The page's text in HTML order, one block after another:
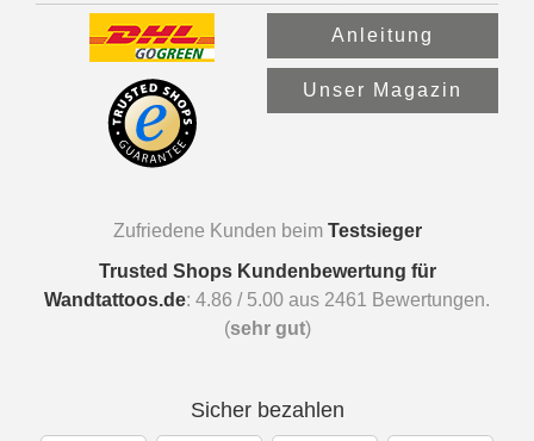
Anleitung
Unser Magazin
Zufriedene Kunden beim Testsieger
Trusted Shops Kundenbewertung für
Wandtattoos.de: 4.86 / 5.00 aus 2461
Bewertungen.
(sehr gut)
Sicher bezahlen